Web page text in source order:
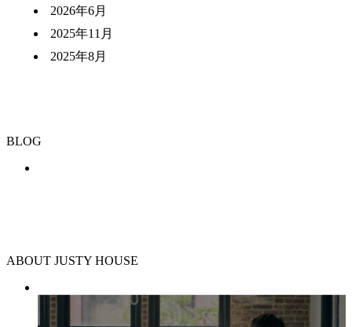
2026年6月
2025年11月
2025年8月
BLOG
ABOUT JUSTY HOUSE